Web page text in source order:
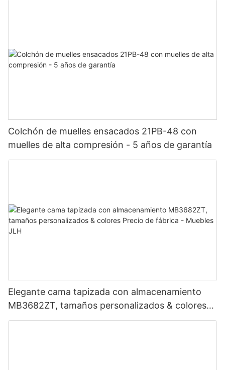
Colchón de muelles ensacados 21PB-48 con
muelles de alta compresión - 5 años de garantía
Elegante cama tapizada con almacenamiento
MB3682ZT, tamaños personalizados & colores
Precio de fábrica - Muebles JLH